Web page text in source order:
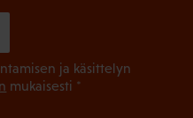
ja käsittelyn
mukaisesti *